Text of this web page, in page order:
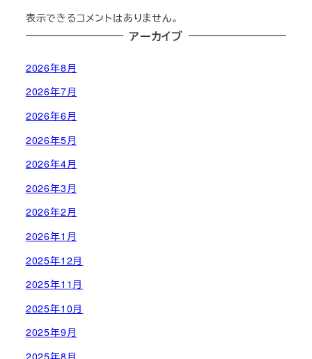
表示できるコメントはありません。
アーカイブ
2026年8月
2026年7月
2026年6月
2026年5月
2026年4月
2026年3月
2026年2月
2026年1月
2025年12月
2025年11月
2025年10月
2025年9月
2025年8月